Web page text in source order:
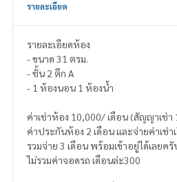
รายละเอียด
รายละเอียดห้อง
- ขนาด 31 ตรม.
- ชั้น 2 ตึก A
- 1 ห้องนอน 1 ห้องน้ำ
ค่าเช่าห้อง 10,000/ เดือน (สัญญาเช่า
ค่าประกันห้อง 2 เดือน และจ่ายค่าเช่า
รวมจ่าย 3 เดือน พร้อมเข้าอยู่ได้เลยครั
ไม่รวมค่าจอดรถ เดือนล่ะ300